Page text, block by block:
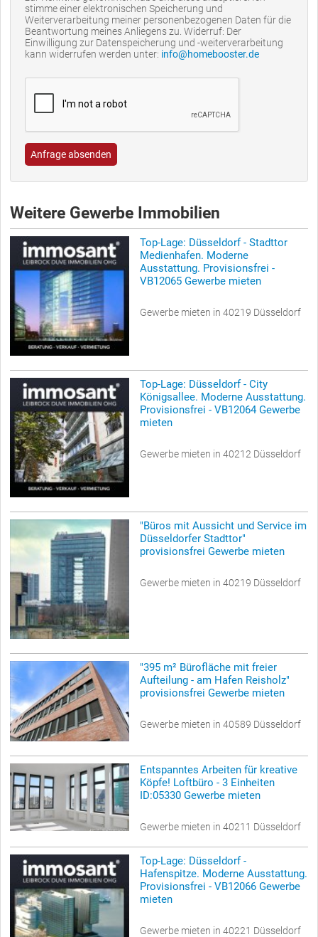
stimme einer elektronischen Speicherung und
Weiterverarbeitung meiner personenbezogenen Daten für die
Beantwortung meines Anliegens zu. Widerruf: Der
Einwilligung zur Datenspeicherung und -weiterverarbeitung
kann widerrufen werden unter: info@homebooster.de
Anfrage absenden
Weitere Gewerbe Immobilien
Top-Lage: Düsseldorf - Stadttor
Medienhafen. Moderne
Ausstattung. Provisionsfrei -
VB12065 Gewerbe mieten
Gewerbe mieten in 40219 Düsseldorf
Top-Lage: Düsseldorf - City
Königsallee. Moderne Ausstattung.
Provisionsfrei - VB12064 Gewerbe
mieten
Gewerbe mieten in 40212 Düsseldorf
"Büros mit Aussicht und Service im
Düsseldorfer Stadttor"
provisionsfrei Gewerbe mieten
Gewerbe mieten in 40219 Düsseldorf
"395 m² Bürofläche mit freier
Aufteilung - am Hafen Reisholz"
provisionsfrei Gewerbe mieten
Gewerbe mieten in 40589 Düsseldorf
Entspanntes Arbeiten für kreative
Köpfe! Loftbüro - 3 Einheiten
ID:05330 Gewerbe mieten
Gewerbe mieten in 40211 Düsseldorf
Top-Lage: Düsseldorf -
Hafenspitze. Moderne Ausstattung.
Provisionsfrei - VB12066 Gewerbe
mieten
Gewerbe mieten in 40221 Düsseldorf